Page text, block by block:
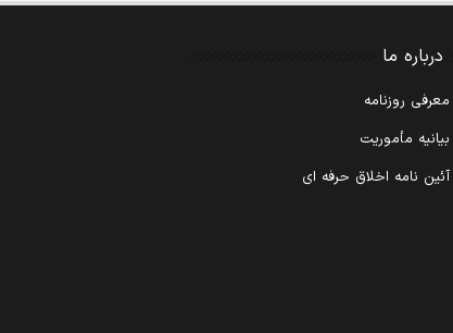
درباره ما
معرفی روزنامه
بیانیه مأموریت
آئین نامه اخلاق حرفه ای